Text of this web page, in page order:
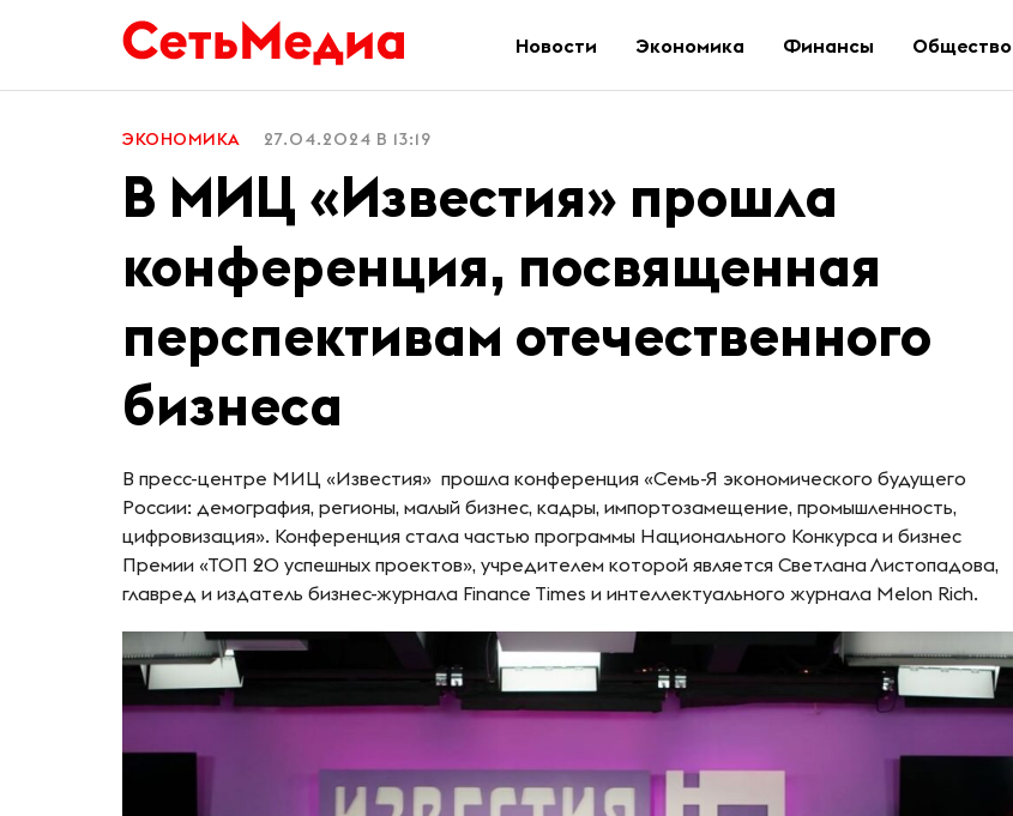
Новости Экономика Финансы Общество
ЭКОНОМИКА 27.04.2024 В 13:19
В МИЦ «Известия» прошла
конференция, посвященная
перспективам отечественного
бизнеса
В пресс-центре МИЦ «Известия» прошла конференция «Семь-Я экономического будущего
России: демография, регионы, малый бизнес, кадры, импортозамещение, промышленность,
цифровизация». Конференция стала частью программы Национального Конкурса и бизнес
Премии «ТОП 20 успешных проектов», учредителем которой является Светлана Листопадова,
главред и издатель бизнес-журнала Finance Times и интеллектуального журнала Melon Rich.